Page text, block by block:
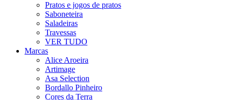
Pratos e jogos de pratos
Saboneteira
Saladeiras
Travessas
VER TUDO
Marcas
Alice Aroeira
Artimage
Asa Selection
Bordallo Pinheiro
Cores da Terra